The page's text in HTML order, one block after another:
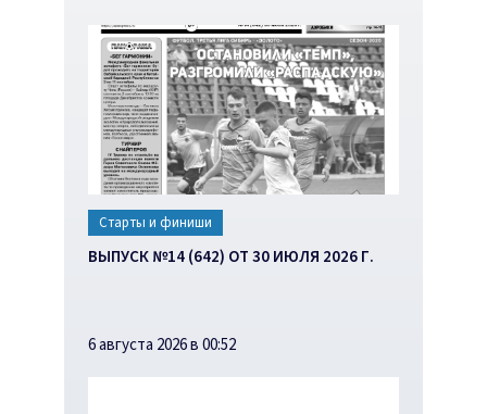
Старты и финиши
ВЫПУСК №14 (642) ОТ 30 ИЮЛЯ 2026 Г.
6 августа 2026 в 00:52